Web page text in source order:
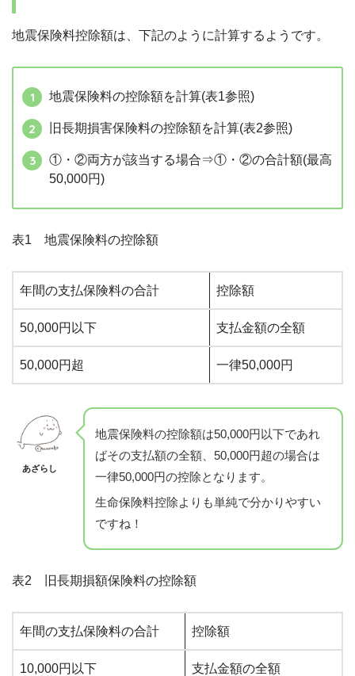
地震保険料控除額は、下記のように計算するようです。
地震保険料の控除額を計算(表1参照)
旧長期損害保険料の控除額を計算(表2参照)
①・②両方が該当する場合⇒①・②の合計額(最高
50,000円)
表1 地震保険料の控除額
年間の支払保険料の合計 控除額
50,000円以下 支払金額の全額
50,000円超 一律50,000円
あざらし
地震保険料の控除額は50,000円以下であれ
ばその支払額の全額、50,000円超の場合は
一律50,000円の控除となります。
生命保険料控除よりも単純で分かりやすい
ですね！
表2 旧長期損額保険料の控除額
年間の支払保険料の合計 控除額
10,000円以下 支払金額の全額